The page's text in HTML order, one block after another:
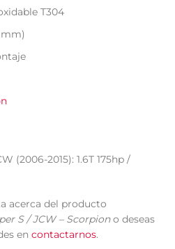
T304
mm)
(2006-2015): 1.6T 175hp /
acerca del producto
S / JCW – Scorpiono deseas
encontactarnos.